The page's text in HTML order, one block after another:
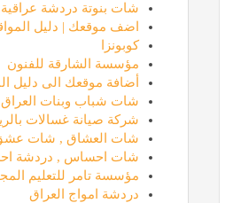
شات بنوتة دردشة عراقية
اضف موقعك | دليل
كوبونزا
مؤسسة الشارقة للفنون
أضافة موقعك الى دليل
شات شباب وبنات العراق
شركة صيانة غسالات
شات العشاق , شات
شات احساس , دردشة
مؤسسة تامر للتعليم
دردشة امواج العراق